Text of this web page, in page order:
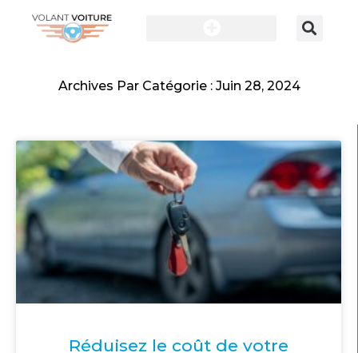
Archives Par Catégorie : Juin 28, 2024
Réduisez le coût de votre